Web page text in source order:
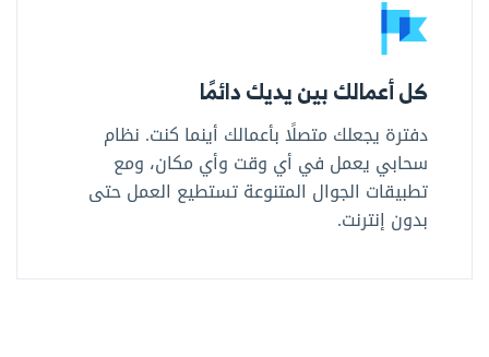
كل أعمالك بين يديك دائمًا
دفترة يجعلك متصلًا بأعمالك أينما كنت. نظام
سحابي يعمل في أي وقت وأي مكان، ومع
تطبيقات الجوال المتنوعة تستطيع العمل حتى
بدون إنترنت.